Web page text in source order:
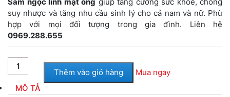
suy nhược và tăng nhu cầu sinh lý cho cả nam và nữ. Phù
hợp với mọi đối tượng trong gia đình. Liên hệ
0969.288.655
Thêm vào giỏ hàng
Mua ngay
MÔ TẢ